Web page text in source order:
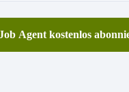
Agent kostenlos